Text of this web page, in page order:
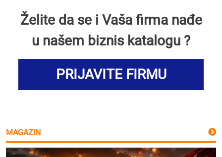
Želite da se i Vaša firma nađe
u našem biznis katalogu ?
PRIJAVITE FIRMU
MAGAZIN